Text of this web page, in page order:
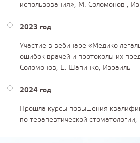
использования», М. Соломонов ,
2023 год
Участие в вебинаре «Медико-
ошибок врачей и протоколы их
Соломонов, Е. Шапинко, Израиль
2024 год
Прошла курсы повышения
по терапевтической стоматологии,